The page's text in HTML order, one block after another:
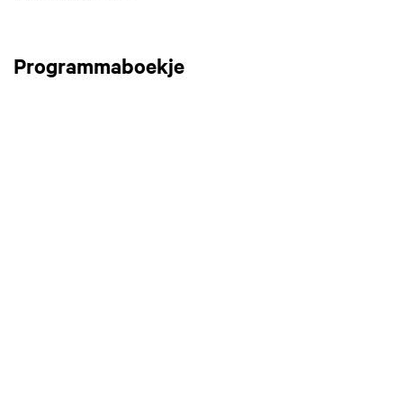
Programmaboekje